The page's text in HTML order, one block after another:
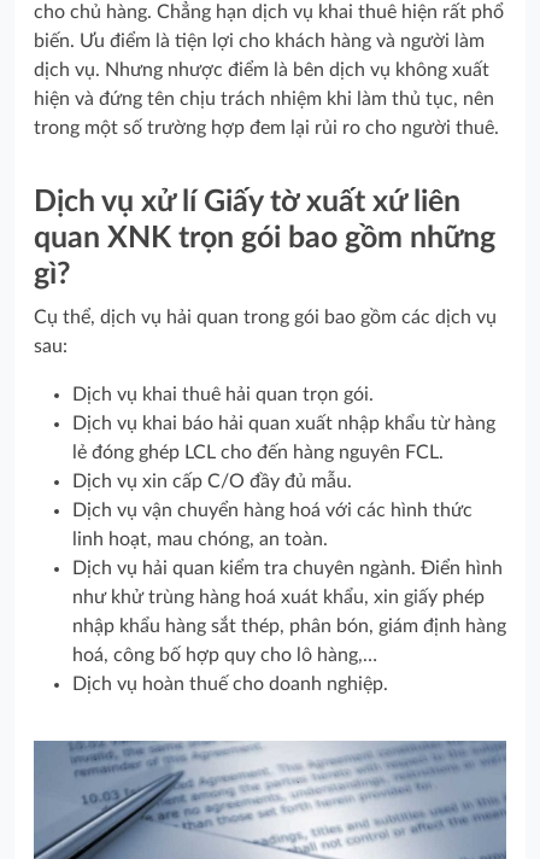
cho chủ hàng. Chẳng hạn dịch vụ khai thuê hiện rất phổ
biến. Ưu điểm là tiện lợi cho khách hàng và người làm
dịch vụ. Nhưng nhược điểm là bên dịch vụ không xuất
hiện và đứng tên chịu trách nhiệm khi làm thủ tục, nên
trong một số trường hợp đem lại rủi ro cho người thuê.
Dịch vụ xử lí Giấy tờ xuất xứ liên
quan XNK trọn gói bao gồm những
gì?
Cụ thể, dịch vụ hải quan trong gói bao gồm các dịch vụ
sau:
Dịch vụ khai thuê hải quan trọn gói.
Dịch vụ khai báo hải quan xuất nhập khẩu từ hàng
lẻ đóng ghép LCL cho đến hàng nguyên FCL.
Dịch vụ xin cấp C/O đầy đủ mẫu.
Dịch vụ vận chuyển hàng hoá với các hình thức
linh hoạt, mau chóng, an toàn.
Dịch vụ hải quan kiểm tra chuyên ngành. Điển hình
như khử trùng hàng hoá xuát khẩu, xin giấy phép
nhập khẩu hàng sắt thép, phân bón, giám định hàng
hoá, công bố hợp quy cho lô hàng,…
Dịch vụ hoàn thuế cho doanh nghiệp.